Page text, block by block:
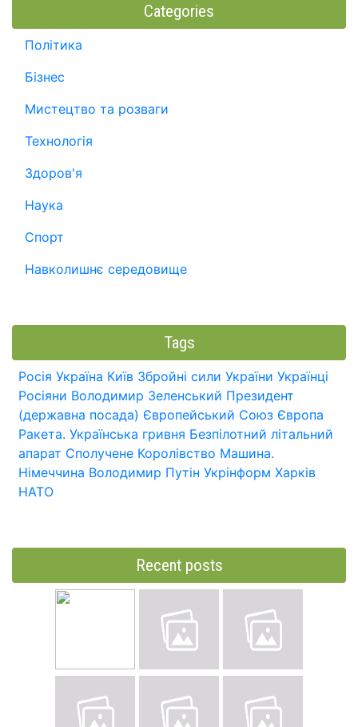
Categories
Політика
Бізнес
Мистецтво та розваги
Технологія
Здоров'я
Наука
Спорт
Навколишнє середовище
Tags
Росія Україна Київ Збройні сили України Українці
Росіяни Володимир Зеленський Президент
(державна посада) Європейський Союз Європа
Ракета. Українська гривня Безпілотний літальний
апарат Сполучене Королівство Машина.
Німеччина Володимир Путін Укрінформ Харків
НАТО
Recent posts